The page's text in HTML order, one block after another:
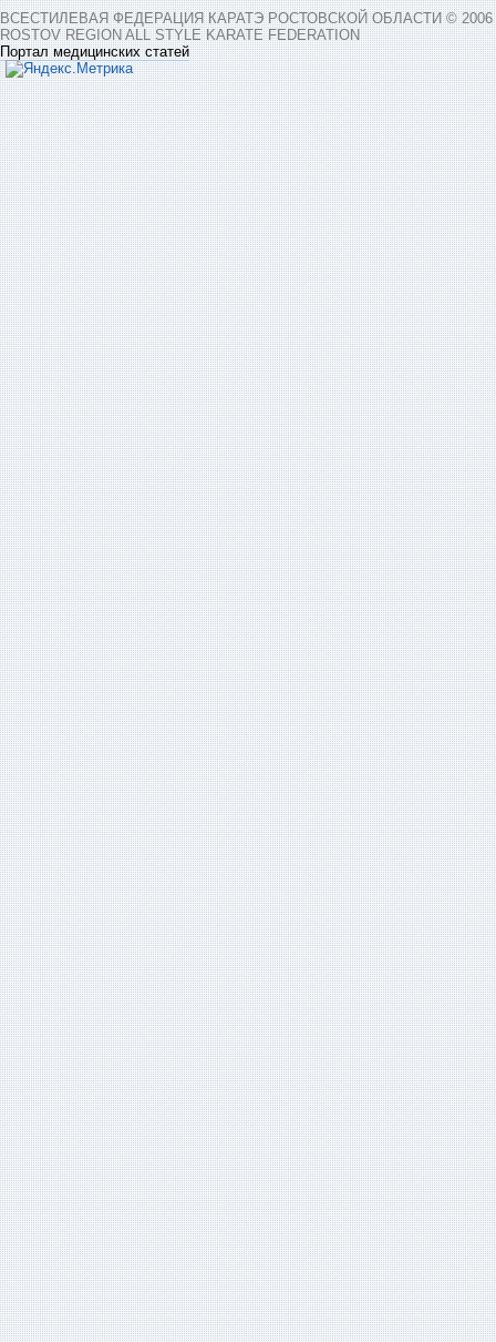
ВСЕСТИЛЕВАЯ ФЕДЕРАЦИЯ КАРАТЭ РОСТОВСКОЙ ОБЛАСТИ © 2006
ROSTOV REGION ALL STYLE KARATE FEDERATION
Портал медицинских статей